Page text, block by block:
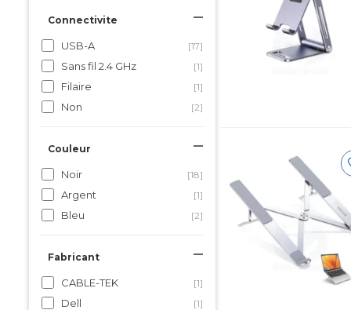
Connectivite
USB-A [17]
Sans fil 2.4 GHz [1]
Filaire [1]
Non [2]
Couleur
Noir [18]
Argent [1]
Bleu [2]
Fabricant
CABLE-TEK [1]
Dell [1]